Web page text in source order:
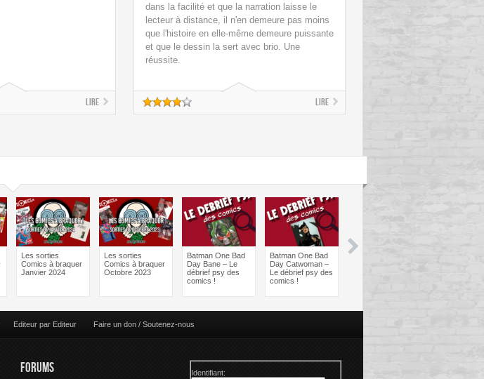
Lire
dans la facilité et que la narration laisse le
lecteur à distance, il n'en demeure pas moins
que l'histoire en elle-même demeure puissante
et que le dessin la sert avec brio. Une
réussite.
Lire
Les sorties
Comics à braquer
Janvier 2024
Les sorties
Comics à braquer
Octobre 2023
Batman One Bad
Day Bane – Le
débrief psy des
comics !
Batman One Bad
Day Catwoman –
Le débrief psy des
comics !
Editeur par Editeur Faire un don / Soutenez-nous
FORUMS Identifiant: